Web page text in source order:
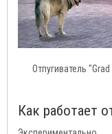
Отпугиватель
Как работает